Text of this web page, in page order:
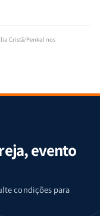
Cristã/Penkal nos
evento
condições para